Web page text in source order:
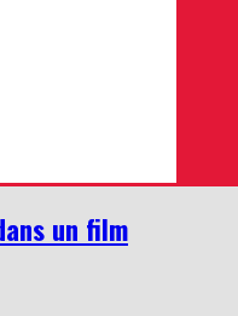
un film